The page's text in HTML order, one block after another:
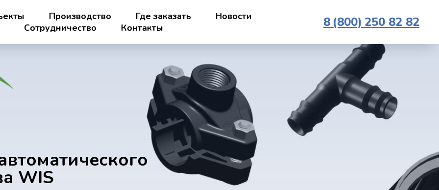
Производство Где заказать
Новости
Сотрудничество
Контакты 8 (800) 250 82 82
WIS